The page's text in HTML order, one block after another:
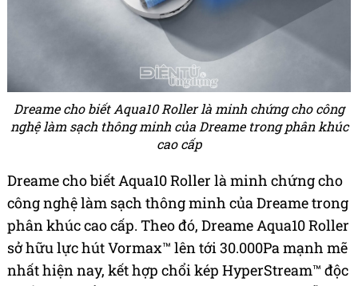
Dreame cho biết Aqua10 Roller là minh chứng cho công
nghệ làm sạch thông minh của Dreame trong phân khúc
cao cấp
Dreame cho biết Aqua10 Roller là minh chứng cho
công nghệ làm sạch thông minh của Dreame trong
phân khúc cao cấp. Theo đó, Dreame Aqua10 Roller
sở hữu lực hút Vormax™ lên tới 30.000Pa mạnh mẽ
nhất hiện nay, kết hợp chổi kép HyperStream™ độc